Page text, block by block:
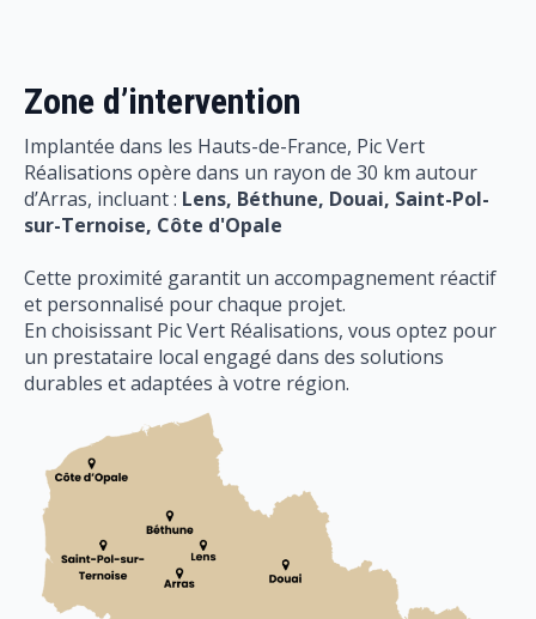
Zone d’intervention
Implantée dans les Hauts-de-France, Pic Vert
Réalisations opère dans un rayon de 30 km autour
d’Arras, incluant : Lens, Béthune, Douai, Saint-Pol-
sur-Ternoise, Côte d'Opale
Cette proximité garantit un accompagnement réactif
et personnalisé pour chaque projet.
En choisissant Pic Vert Réalisations, vous optez pour
un prestataire local engagé dans des solutions
durables et adaptées à votre région.